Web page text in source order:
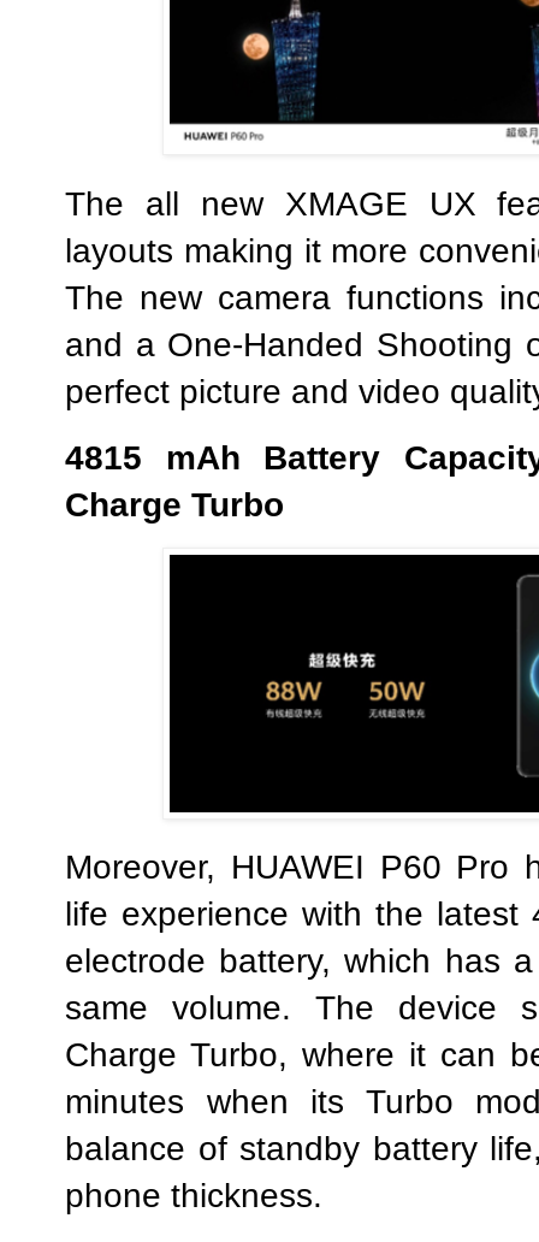
The all new XMAGE UX
layouts making it more
The new camera functions
and a One-Handed Shooting
perfect picture and video
4815 mAh Battery
Charge Turbo
Moreover, HUAWEI P60 Pro
life experience with the latest
electrode battery, which has
same volume. The device
Charge Turbo, where it can
minutes when its Turbo
balance of standby battery
phone thickness.